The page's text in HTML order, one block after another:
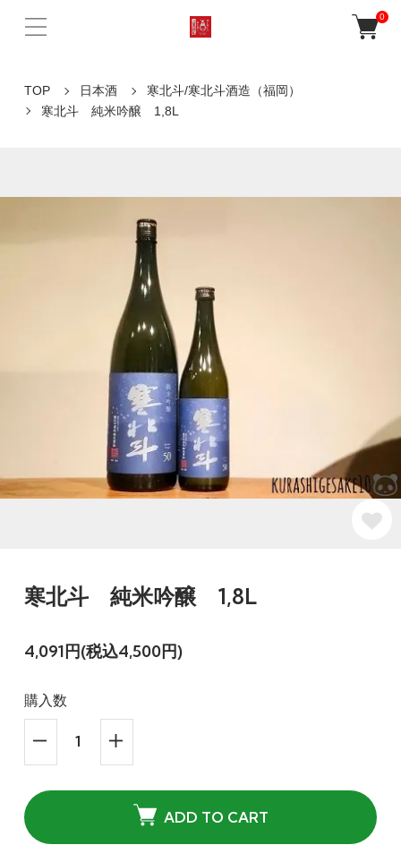
0
TOP 日本酒
寒北斗/寒北斗酒造（福岡）
寒北斗 純米吟醸 1,8L
寒北斗 純米吟醸 1,8L
4,091円(税込4,500円)
購入数
ADD TO CART